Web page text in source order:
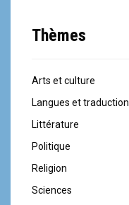
Thèmes
Arts et culture
Langues et traduction
Littérature
Politique
Religion
Sciences